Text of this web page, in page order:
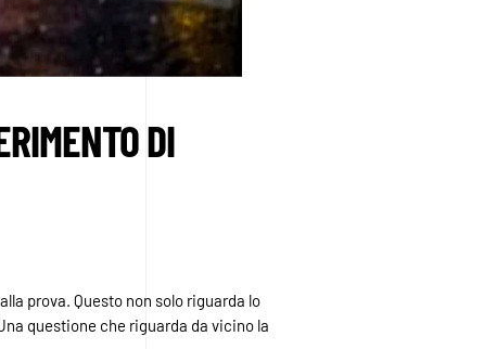
DI
prova. Questo non solo riguarda lo
questione che riguarda da vicino la